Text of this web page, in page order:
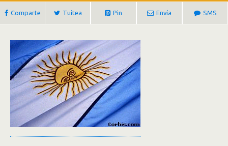
Comparte Tuitea Pin Envía SMS